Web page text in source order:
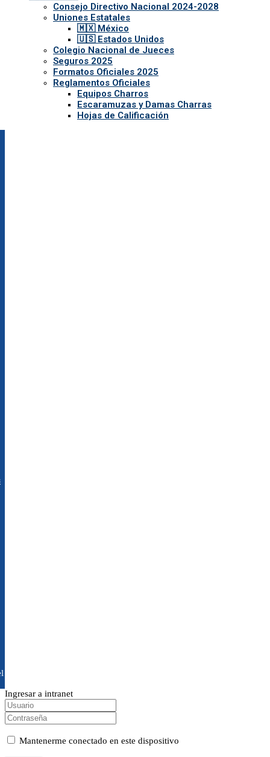
Consejo Directivo Nacional 2024-2028
Uniones Estatales
🇲🇽 México
🇺🇸 Estados Unidos
Colegio Nacional de Jueces
Seguros 2025
Formatos Oficiales 2025
Reglamentos Oficiales
Equipos Charros
Escaramuzas y Damas Charras
Hojas de Calificación
Ingresar a intranet
Mantenerme conectado en este dispositivo